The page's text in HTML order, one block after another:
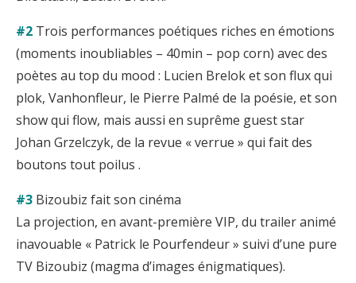
#2 Trois performances poétiques riches en émotions
(moments inoubliables – 40min – pop corn) avec des
poètes au top du mood : Lucien Brelok et son flux qui
plok, Vanhonfleur, le Pierre Palmé de la poésie, et son
show qui flow, mais aussi en suprême guest star
Johan Grzelczyk, de la revue « verrue » qui fait des
boutons tout poilus .
#3 Bizoubiz fait son cinéma
La projection, en avant-première VIP, du trailer animé
inavouable « Patrick le Pourfendeur » suivi d’une pure
TV Bizoubiz (magma d’images énigmatiques).